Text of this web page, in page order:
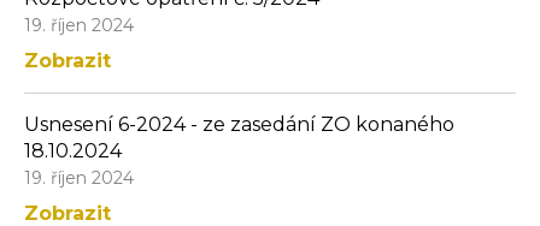
19. říjen 2024
Zobrazit
Usnesení 6-2024 - ze zasedání ZO konaného
18.10.2024
19. říjen 2024
Zobrazit